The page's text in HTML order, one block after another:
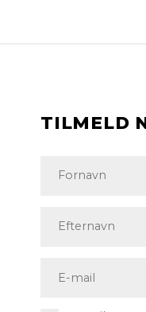
TILMELD